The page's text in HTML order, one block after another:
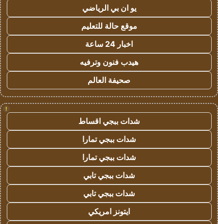
يو ان بي الرياضي
موقع حالة للتعليم
اخبار 24 ساعة
هيدب فنون وترفيه
صحيفة العالم
!
شدات ببجي اقساط
شدات ببجي تمارا
شدات ببجي تمارا
شدات ببجي تابي
شدات ببجي تابي
ايتونز امريكي